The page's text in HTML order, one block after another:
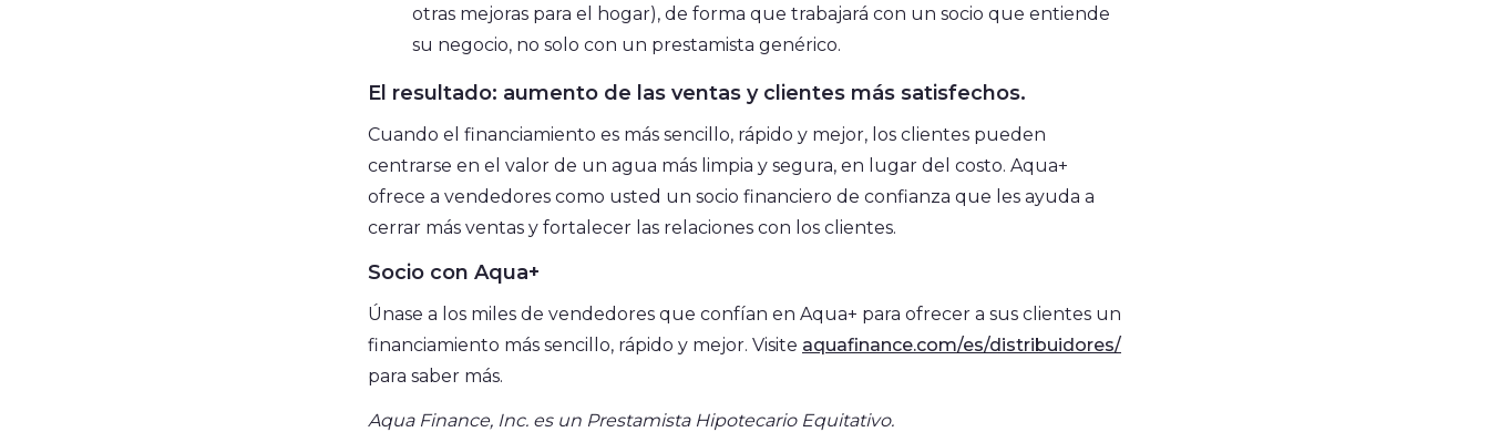
otras mejoras para el hogar), de forma que trabajará con un socio que entiende
su negocio, no solo con un prestamista genérico.
El resultado: aumento de las ventas y clientes más satisfechos.
Cuando el financiamiento es más sencillo, rápido y mejor, los clientes pueden
centrarse en el valor de un agua más limpia y segura, en lugar del costo. Aqua+
ofrece a vendedores como usted un socio financiero de confianza que les ayuda a
cerrar más ventas y fortalecer las relaciones con los clientes.
Socio con Aqua+
Únase a los miles de vendedores que confían en Aqua+ para ofrecer a sus clientes un
financiamiento más sencillo, rápido y mejor. Visite aquafinance.com/es/distribuidores/
para saber más.
Aqua Finance, Inc. es un Prestamista Hipotecario Equitativo.